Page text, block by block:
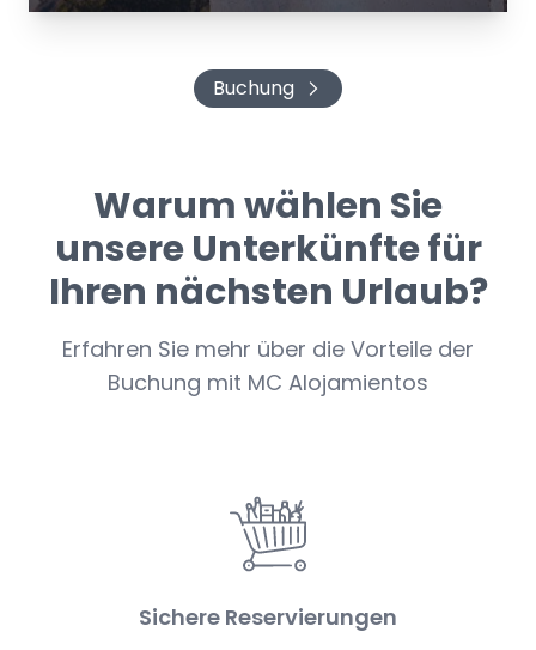
Buchung
Warum wählen Sie
unsere Unterkünfte für
Ihren nächsten Urlaub?
Erfahren Sie mehr über die Vorteile der
Buchung mit MC Alojamientos
Sichere Reservierungen